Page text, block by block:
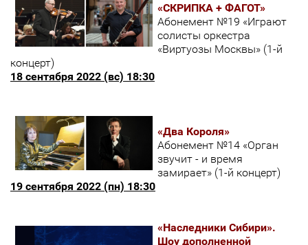
«СКРИПКА + ФАГОТ»
Абонемент №19 «Играют
солисты оркестра
«Виртуозы Москвы» (1-й
концерт)
18 сентября 2022 (вс) 18:30
«Два Короля»
Абонемент №14 «Орган
звучит - и время
замирает» (1-й концерт)
19 сентября 2022 (пн) 18:30
«Наследники Сибири».
Шоу дополненной